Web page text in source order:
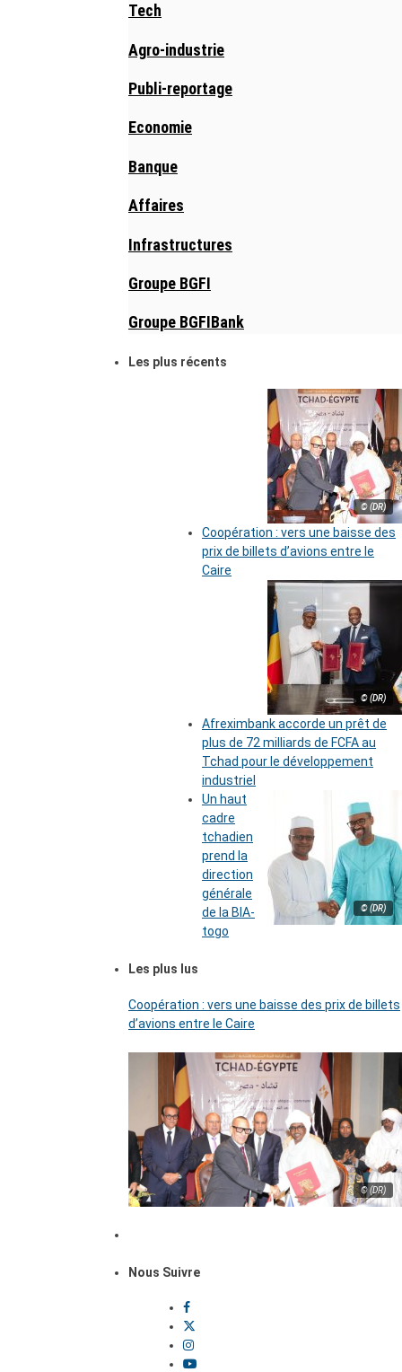
Tech
Agro-industrie
Publi-reportage
Economie
Banque
Affaires
Infrastructures
Groupe BGFI
Groupe BGFIBank
Les plus récents
© (DR)
Coopération : vers une baisse des
prix de billets d’avions entre le
Caire
© (DR)
Afreximbank accorde un prêt de
plus de 72 milliards de FCFA au
Tchad pour le développement
industriel
© (DR)
Un haut
cadre
tchadien
prend la
direction
générale
de la BIA-
togo
Les plus lus
Coopération : vers une baisse des prix de billets
d’avions entre le Caire
© (DR)
Nous Suivre